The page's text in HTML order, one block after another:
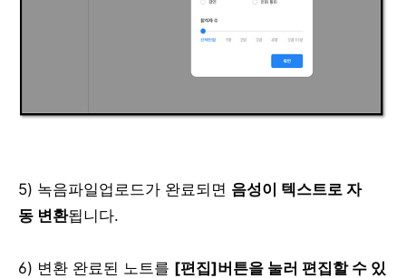
5) 녹음파일업로드가 완료되면 음성이 텍스트로 자
동 변환됩니다.
6) 변환 완료된 노트를 [편집]버튼을 눌러 편집할 수 있